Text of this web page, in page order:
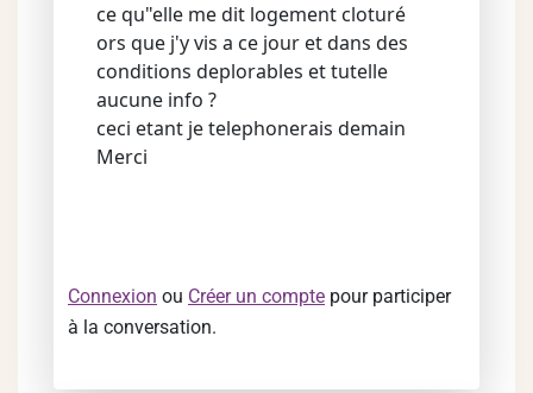
ce qu"elle me dit logement cloturé
ors que j'y vis a ce jour et dans des
conditions deplorables et tutelle
aucune info ?
ceci etant je telephonerais demain
Merci
Connexion ou Créer un compte pour participer
à la conversation.